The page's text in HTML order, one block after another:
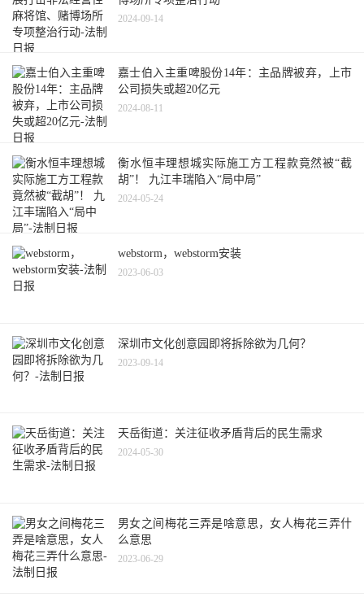
2024-09-14
嘉士伯入主重啤股份14年：主品牌被弃，上市
公司损失或超20亿元
2024-08-11
衡水恒丰理想城实际施工方工程款竟然被“截
胡”！ 九江丰瑞陷入“局中局”
2024-05-24
webstorm，webstorm安装
2023-06-03
深圳市文化创意园即将拆除欲为几何？
2023-09-14
天岳街道：关注征收矛盾背后的民生需求
2024-05-30
男女之间梅花三弄是啥意思，女人梅花三弄什
么意思
2023-06-29